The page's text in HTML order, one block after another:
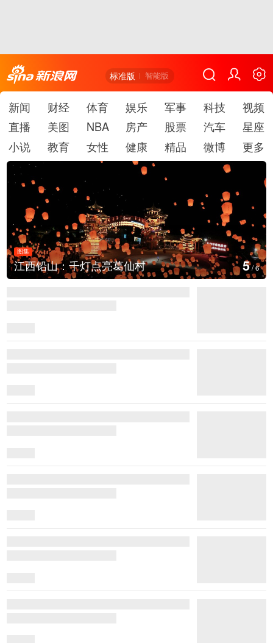
标准版 智能版
新闻 财经 体育 娱乐 军事 科技
视频
直播
美图 NBA 房产 股票 汽车
星座
小说
教育 女性 健康 精品 微博 更多
图集
江西铅山：千灯点亮葛仙村 5/6